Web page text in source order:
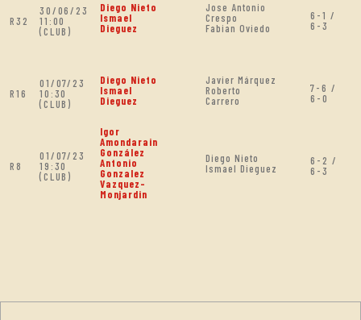
R32
30/06/23
11:00
(CLUB)
Diego Nieto
Ismael
Dieguez
Jose Antonio
Crespo
Fabian Oviedo
6-1 /
6-3
R16
01/07/23
10:30
(CLUB)
Diego Nieto
Ismael
Dieguez
Javier Márquez
Roberto
Carrero
7-6 /
6-0
R8
01/07/23
19:30
(CLUB)
Igor
Amondarain
González
Antonio
Gonzalez
Vazquez-
Monjardin
Diego Nieto
Ismael Dieguez
6-2 /
6-3